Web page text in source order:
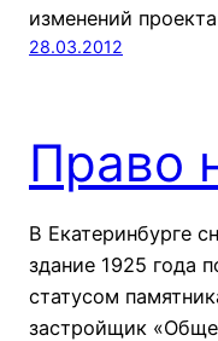
изменений
28.03.2012
Право
В Екатеринбурге
здание 1925 года
статусом
застройщик